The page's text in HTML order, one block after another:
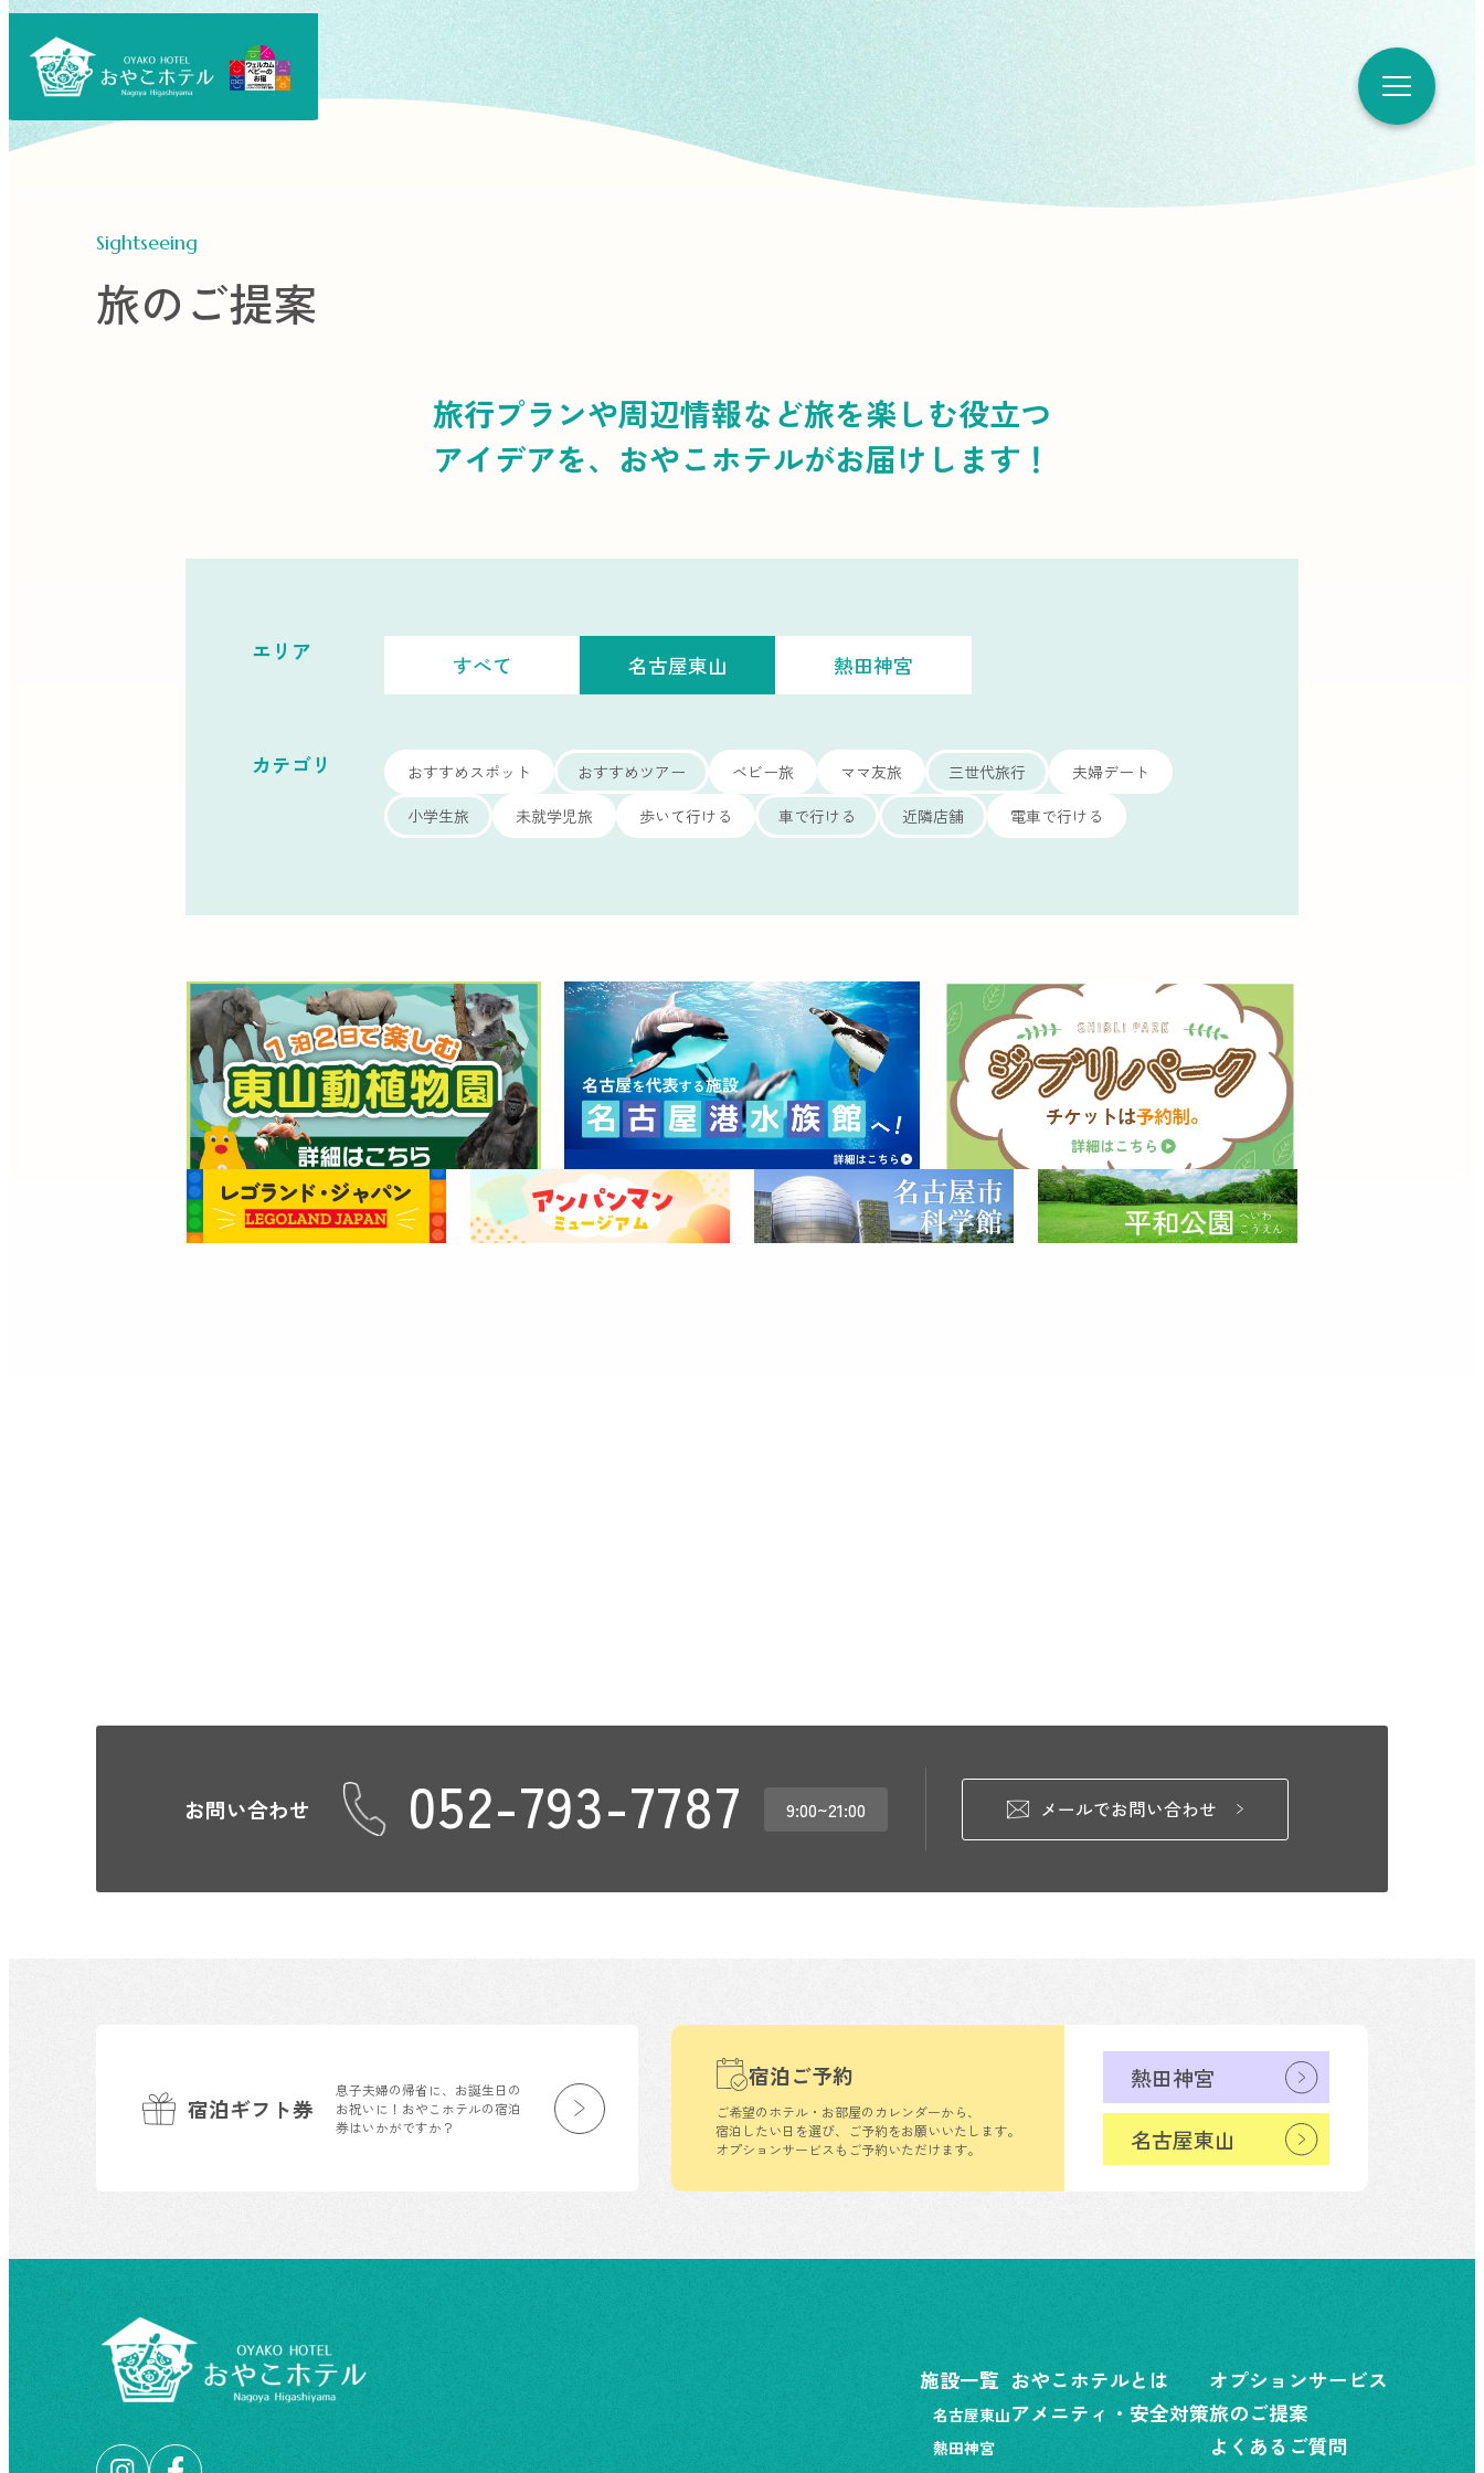
Sightseeing
旅のご提案
旅行プランや周辺情報など旅を楽しむ役立つ
アイデアを、 おやこホテルがお届けします！
エリア
すべて 名古屋東山 熱田神宮
カテゴリ おすすめスポット おすすめツアー ベビー旅 ママ友旅 三世代旅行
夫婦デート
小学生旅
未就学児旅 歩いて行ける 車で行ける 近隣店舗 電車で行ける
お問い合わせ 052-793-7787 9:00~21:00 メールでお問い合わせ
宿泊ギフト券
息子夫婦の帰省に、お誕生日の
お祝いに！おやこホテルの宿泊
券はいかがですか？
宿泊ご予約
ご希望のホテル・お部屋のカレンダーから、
宿泊したい日を選び、ご予約をお願いいたします。
オプションサービスもご予約いただけます。
熱田神宮
名古屋東山
施設一覧
名古屋東山
熱田神宮
おやこホテルとは
アメニティ・安全対策
オプションサービス
旅のご提案
よくあるご質問